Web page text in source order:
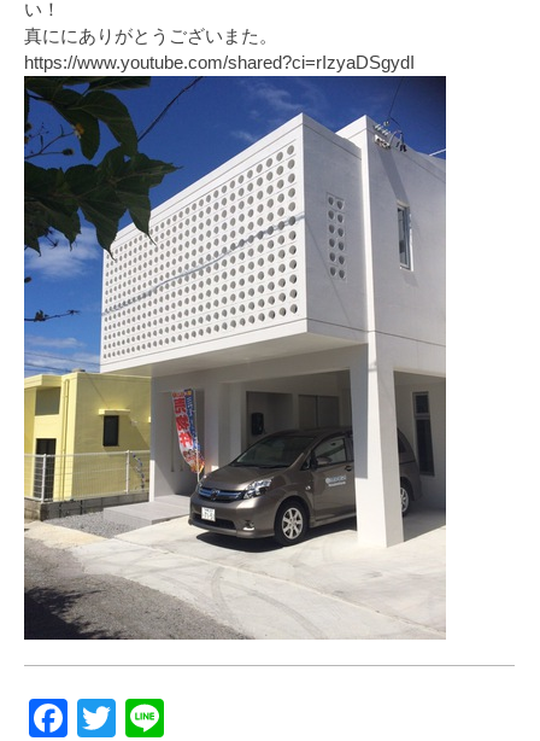
い！
真ににありがとうございまた。
https://www.youtube.com/shared?ci=rIzyaDSgydI
Facebook
Twitter